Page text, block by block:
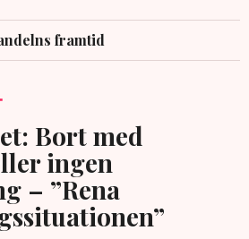
framtid
Bort med
ingen
– ”Rena